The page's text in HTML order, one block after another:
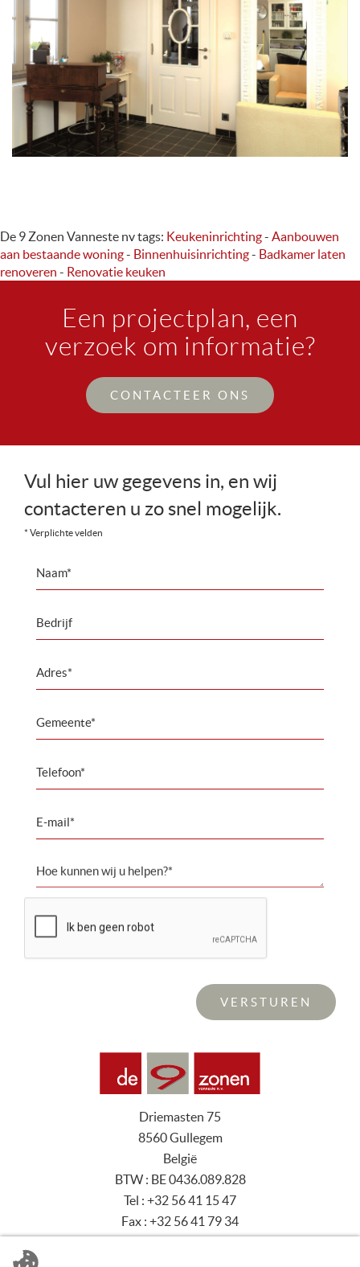
De 9 Zonen Vanneste nvtags: Keukeninrichting- Aanbouwen
aan bestaande woning- Binnenhuisinrichting- Badkamer laten
renoveren - Renovatie keuken
Een projectplan, een
verzoek om informatie?
CONTACTEER ONS
Vul hier uw gegevens in, en wij
contacteren u zo snel mogelijk.
* Verplichte velden
Driemasten 75
8560 Gullegem
België
BTW : BE 0436.089.828
Tel : +32 56 41 15 47
Fax : +32 56 41 79 34